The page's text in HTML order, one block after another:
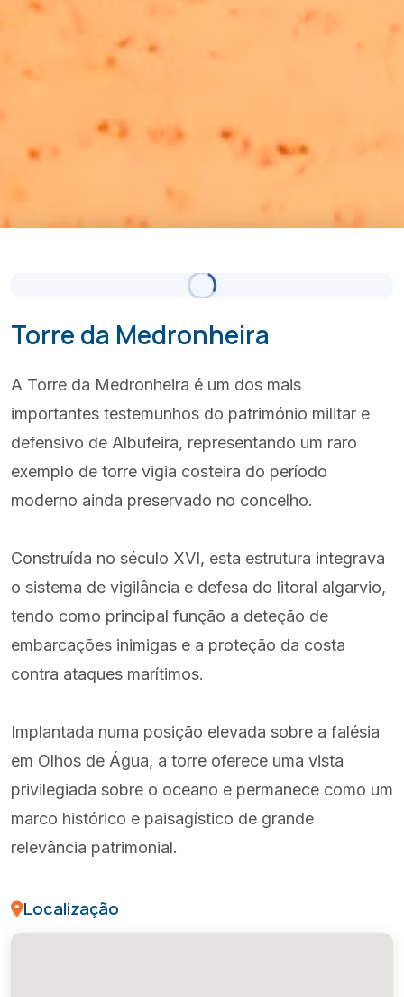
Torre da Medronheira
A Torre da Medronheira é um dos mais
importantes testemunhos do património militar e
defensivo de Albufeira, representando um raro
exemplo de torre vigia costeira do período
moderno ainda preservado no concelho.
Construída no século XVI, esta estrutura integrava
o sistema de vigilância e defesa do litoral algarvio,
tendo como principal função a deteção de
embarcações inimigas e a proteção da costa
contra ataques marítimos.
Implantada numa posição elevada sobre a falésia
em Olhos de Água, a torre oferece uma vista
privilegiada sobre o oceano e permanece como um
marco histórico e paisagístico de grande
relevância patrimonial.
Localização
info@visitalbufeira.com